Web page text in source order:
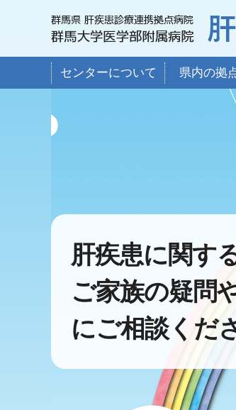
センターについて 県内の拠
肝疾患に関す
ご家族の疑問
にご相談くだ